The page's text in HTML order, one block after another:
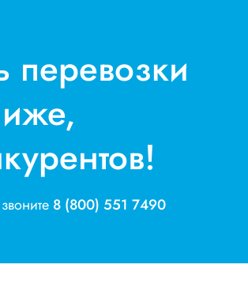
перевозки
8 (800) 551 7490